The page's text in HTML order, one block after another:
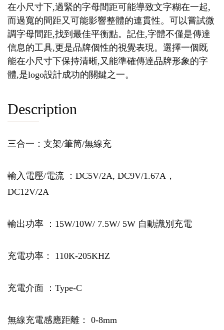
在小尺寸下,過緊的字母間距可能導致文字糊在一起,
而過寬的間距又可能影響整體的連貫性。可以嘗試微
調字母間距,找到最佳平衡點。記住,字體不僅是傳達
信息的工具,更是品牌個性的視覺表現。選擇一個既
能在小尺寸下保持清晰,又能準確傳達品牌形象的字
體,是logo設計成功的關鍵之一。
Description
三合一：支架/筆筒/無線充
輸入電壓/電流 ：DC5V/2A, DC9V/1.67A，
DC12V/2A
輸出功率 ：15W/10W/ 7.5W/ 5W 自動識別充電
充電功率： 110K-205KHZ
充電介面 ：Type-C
無線充電感應距離： 0-8mm